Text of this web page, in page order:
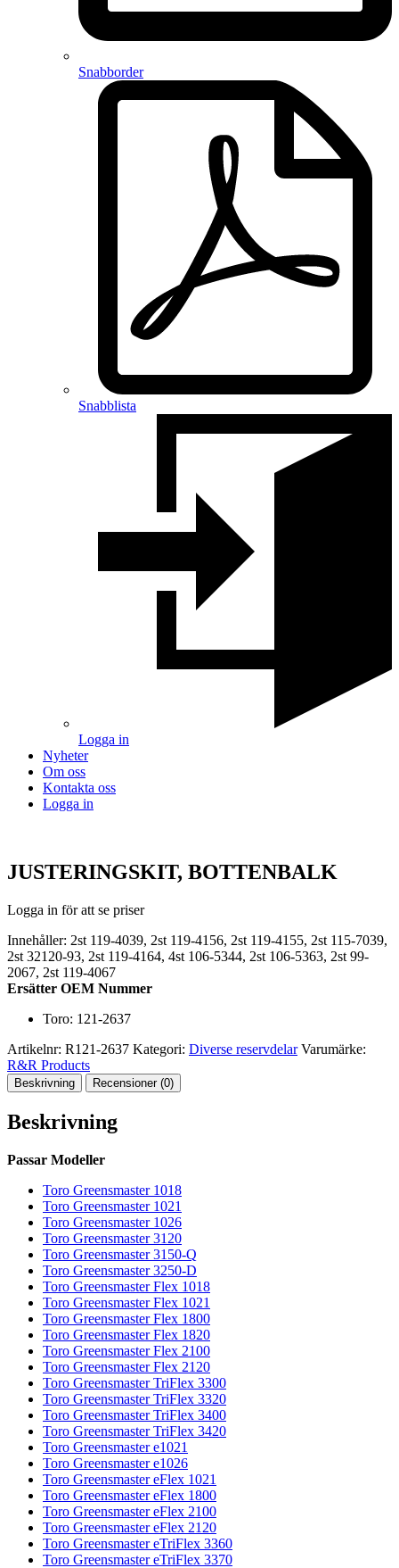
Snabborder
Snabblista
Logga in
Nyheter
Om oss
Kontakta oss
Logga in
JUSTERINGSKIT, BOTTENBALK
Logga in för att se priser
Innehåller: 2st 119-4039, 2st 119-4156, 2st 119-4155, 2st 115-7039,
2st 32120-93, 2st 119-4164, 4st 106-5344, 2st 106-5363, 2st 99-
2067, 2st 119-4067
Ersätter OEM Nummer
Toro: 121-2637
Artikelnr: R121-2637 Kategori: Diverse reservdelar Varumärke:
R&R Products
Beskrivning Recensioner (0)
Beskrivning
Passar Modeller
Toro Greensmaster 1018
Toro Greensmaster 1021
Toro Greensmaster 1026
Toro Greensmaster 3120
Toro Greensmaster 3150-Q
Toro Greensmaster 3250-D
Toro Greensmaster Flex 1018
Toro Greensmaster Flex 1021
Toro Greensmaster Flex 1800
Toro Greensmaster Flex 1820
Toro Greensmaster Flex 2100
Toro Greensmaster Flex 2120
Toro Greensmaster TriFlex 3300
Toro Greensmaster TriFlex 3320
Toro Greensmaster TriFlex 3400
Toro Greensmaster TriFlex 3420
Toro Greensmaster e1021
Toro Greensmaster e1026
Toro Greensmaster eFlex 1021
Toro Greensmaster eFlex 1800
Toro Greensmaster eFlex 2100
Toro Greensmaster eFlex 2120
Toro Greensmaster eTriFlex 3360
Toro Greensmaster eTriFlex 3370